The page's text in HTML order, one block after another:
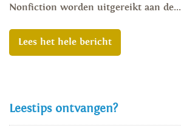
Nonfiction worden uitgereikt aan de...
Lees het hele bericht
Leestips ontvangen?